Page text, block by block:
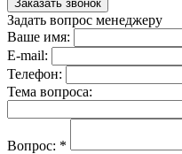
Задать вопрос менеджеру
Ваше имя:
E-mail:
Телефон:
Тема вопроса:
Вопрос: *